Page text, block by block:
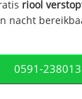
riool
nacht
0591-238013